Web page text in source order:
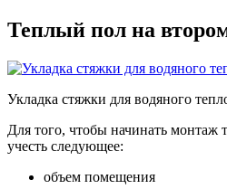
Теплый пол на
Укладка стяжки для водяного
Для того, чтобы начинать монтаж
учесть следующее:
объем помещения